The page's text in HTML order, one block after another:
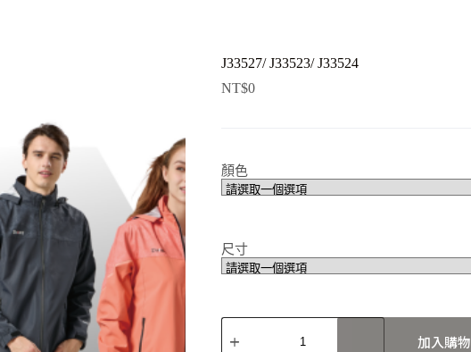
J33527/ J33523/ J33524
NT$0
顏色
尺寸
J33527/
J33523/
加入購